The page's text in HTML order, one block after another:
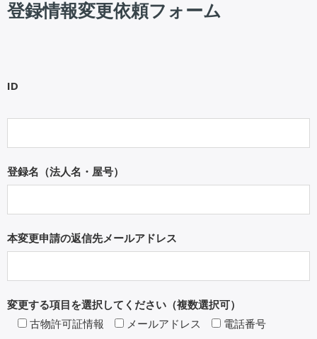
登録情報変更依頼フォーム
ID
登録名（法人名・屋号）
本変更申請の返信先メールアドレス
変更する項目を選択してください（複数選択可）
古物許可証情報
メールアドレス
電話番号